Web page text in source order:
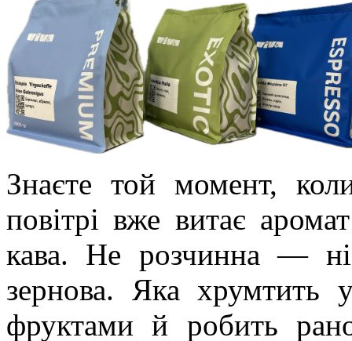
Знаєте той момент,
повітрі вже витає
кава. Не розчинна —
зернова. Яка хрумтить
фруктами й робить